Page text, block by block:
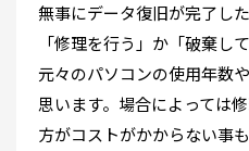
無事にデータ復旧が完了し
「修理を行う」か「破棄し
元々のパソコンの使用年数
思います。場合によっては
方がコストがかからない事